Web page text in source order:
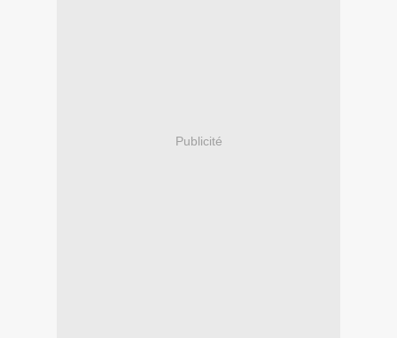
Publicité